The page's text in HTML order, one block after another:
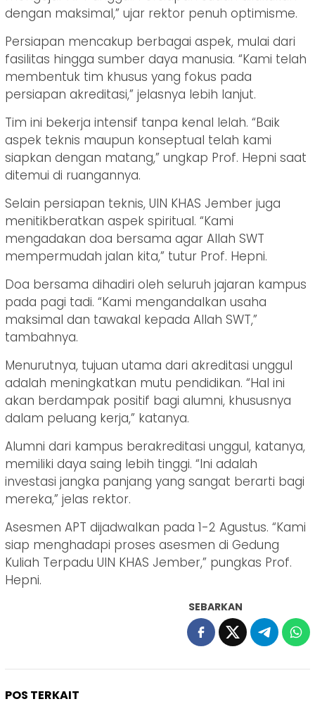
dengan maksimal,” ujar rektor penuh optimisme.
Persiapan mencakup berbagai aspek, mulai dari
fasilitas hingga sumber daya manusia. “Kami telah
membentuk tim khusus yang fokus pada
persiapan akreditasi,” jelasnya lebih lanjut.
Tim ini bekerja intensif tanpa kenal lelah. “Baik
aspek teknis maupun konseptual telah kami
siapkan dengan matang,” ungkap Prof. Hepni saat
ditemui di ruangannya.
Selain persiapan teknis, UIN KHAS Jember juga
menitikberatkan aspek spiritual. “Kami
mengadakan doa bersama agar Allah SWT
mempermudah jalan kita,” tutur Prof. Hepni.
Doa bersama dihadiri oleh seluruh jajaran kampus
pada pagi tadi. “Kami mengandalkan usaha
maksimal dan tawakal kepada Allah SWT,”
tambahnya.
Menurutnya, tujuan utama dari akreditasi unggul
adalah meningkatkan mutu pendidikan. “Hal ini
akan berdampak positif bagi alumni, khususnya
dalam peluang kerja,” katanya.
Alumni dari kampus berakreditasi unggul, katanya,
memiliki daya saing lebih tinggi. “Ini adalah
investasi jangka panjang yang sangat berarti bagi
mereka,” jelas rektor.
Asesmen APT dijadwalkan pada 1-2 Agustus. “Kami
siap menghadapi proses asesmen di Gedung
Kuliah Terpadu UIN KHAS Jember,” pungkas Prof.
Hepni.
SEBARKAN
POS TERKAIT